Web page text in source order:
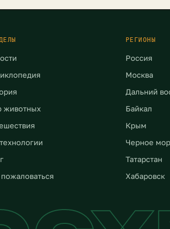
животных
РЕГИОНЫ
Россия
Москва
Дальний
Байкал
Крым
Черное
Татарстан
Хабаровск